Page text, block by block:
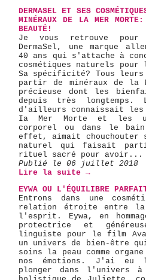
DERMASEL ET SES
MINÉRAUX DE LA MER
BEAUTÉ!
Je vous retrouve pour
DermaSel, une marque
40 ans qui s'attache à
cosmétiques naturels
Sa spécificité? Tous
partir de minéraux de la
précieuse dont les
depuis très longtemps.
d'ailleurs connaissait les
Ia Mer Morte et les
corporel ou dans le
effet, aimait chouchouter
naturel qui faisait
rituel sacré pour avoir...
Publié le 06 juillet 2018
Lire la suite →
EYWA OU L'ÉQUILIBRE
Entrons dans une
relation étroite entre
l'esprit. Eywa, en
protectrice et
linguiste pour le film
un univers de bien-être
soins la peau comme
nos émotions. J'ai eu
plonger dans l'univers